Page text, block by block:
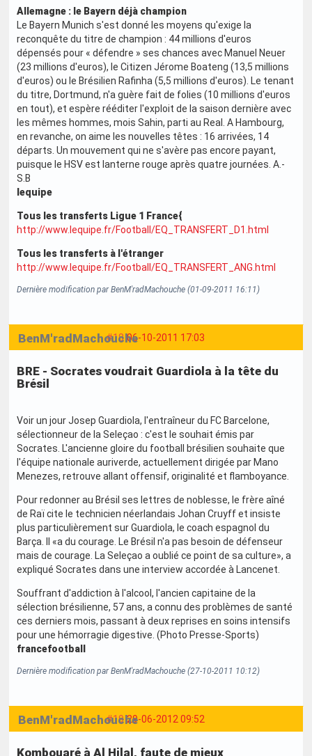
Allemagne : le Bayern déjà champion
Le Bayern Munich s'est donné les moyens qu'exige la
reconquête du titre de champion : 44 millions d'euros
dépensés pour « défendre » ses chances avec Manuel Neuer
(23 millions d'euros), le Citizen Jérome Boateng (13,5 millions
d'euros) ou le Brésilien Rafinha (5,5 millions d'euros). Le tenant
du titre, Dortmund, n'a guère fait de folies (10 millions d'euros
en tout), et espère rééditer l'exploit de la saison dernière avec
les mêmes hommes, mois Sahin, parti au Real. A Hambourg,
en revanche, on aime les nouvelles têtes : 16 arrivées, 14
départs. Un mouvement qui ne s'avère pas encore payant,
puisque le HSV est lanterne rouge après quatre journées. A.-
S.B
lequipe
Tous les transferts Ligue 1 France{
http://www.lequipe.fr/Football/EQ_TRANSFERT_D1.html
Tous les transferts à l'étranger
http://www.lequipe.fr/Football/EQ_TRANSFERT_ANG.html
Dernière modification par BenM'radMachouche (01-09-2011 16:11)
#18 06-10-2011 17:03
BenM'radMachouche
BRE - Socrates voudrait Guardiola à la tête du
Brésil
Voir un jour Josep Guardiola, l'entraîneur du FC Barcelone,
sélectionneur de la Seleçao : c'est le souhait émis par
Socrates. L'ancienne gloire du football brésilien souhaite que
l'équipe nationale auriverde, actuellement dirigée par Mano
Menezes, retrouve allant offensif, originalité et flamboyance.
Pour redonner au Brésil ses lettres de noblesse, le frère aîné
de Raï cite le technicien néerlandais Johan Cruyff et insiste
plus particulièrement sur Guardiola, le coach espagnol du
Barça. Il «a du courage. Le Brésil n'a pas besoin de défenseur
mais de courage. La Seleçao a oublié ce point de sa culture», a
expliqué Socrates dans une interview accordée à Lancenet.
Souffrant d'addiction à l'alcool, l'ancien capitaine de la
sélection brésilienne, 57 ans, a connu des problèmes de santé
ces derniers mois, passant à deux reprises en soins intensifs
pour une hémorragie digestive. (Photo Presse-Sports)
francefootball
Dernière modification par BenM'radMachouche (27-10-2011 10:12)
#19 29-06-2012 09:52
BenM'radMachouche
Kombouaré à Al Hilal, faute de mieux